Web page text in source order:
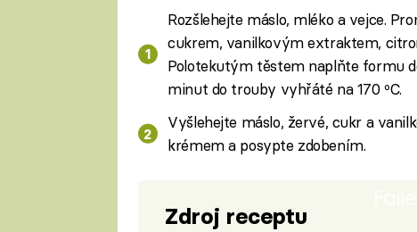
Rozšlehejte máslo, mléko a vejce.
cukrem, vanilkovým extraktem,
Polotekutým těstem naplňte formu
minut do trouby vyhřáté na 170 ºC.
Vyšlehejte máslo, žervé, cukr a
krémem a posypte zdobením.
Zdroj receptu